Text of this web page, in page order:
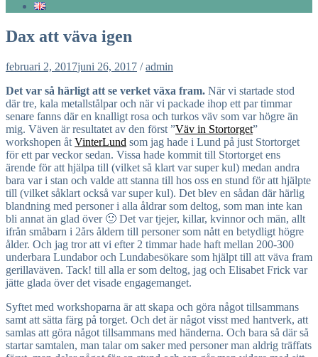
Dax att väva igen
februari 2, 2017juni 26, 2017 /admin
Det var så härligt att se verket växa fram. När vi startade stod
där tre, kala metallstålpar och när vi packade ihop ett par timmar
senare fanns där en knalligt rosa och turkos väv som var högre än
mig. Väven är resultatet av den först ”Väv in Stortorget”
workshopen åt VinterLund som jag hade i Lund på just Stortorget
för ett par veckor sedan. Vissa hade kommit till Stortorget ens
ärende för att hjälpa till (vilket så klart var super kul) medan andra
bara var i stan och valde att stanna till hos oss en stund för att hjälpte
till (vilket såklart också var super kul). Det blev en sådan där härlig
blandning med personer i alla åldrar som deltog, som man inte kan
bli annat än glad över 🙂 Det var tjejer, killar, kvinnor och män, allt
ifrån småbarn i 2års åldern till personer som nått en betydligt högre
ålder. Och jag tror att vi efter 2 timmar hade haft mellan 200-300
underbara Lundabor och Lundabesökare som hjälpt till att väva fram
gerillaväven. Tack! till alla er som deltog, jag och Elisabet Frick var
jätte glada över det visade engagemanget.
Syftet med workshoparna är att skapa och göra något tillsammans
samt att sätta färg på torget. Och det är något visst med hantverk, att
samlas att göra något tillsammans med händerna. Och bara så där så
startar samtalen, man talar om saker med personer man aldrig träffats